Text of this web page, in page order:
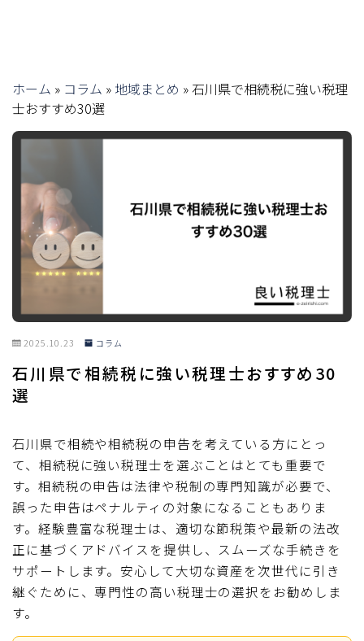
ホーム » コラム » 地域まとめ » 石川県で相続税に強い税理
士おすすめ30選
2025.10.23 コラム
石川県で相続税に強い税理士おすすめ30
選
石川県で相続や相続税の申告を考えている方にとっ
て、相続税に強い税理士を選ぶことはとても重要で
す。相続税の申告は法律や税制の専門知識が必要で、
誤った申告はペナルティの対象になることもありま
す。経験豊富な税理士は、適切な節税策や最新の法改
正に基づくアドバイスを提供し、スムーズな手続きを
サポートします。安心して大切な資産を次世代に引き
継ぐために、専門性の高い税理士の選択をお勧めしま
す。